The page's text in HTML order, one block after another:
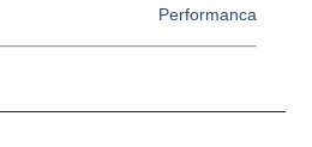
Performanca